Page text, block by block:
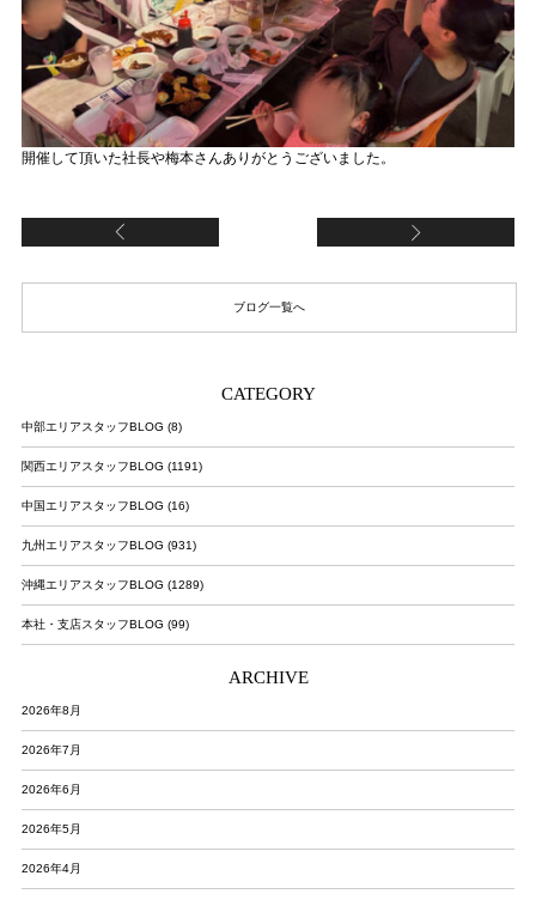
開催して頂いた社長や梅本さんありがとうございました。
ブログ一覧へ
CATEGORY
中部エリアスタッフBLOG (8)
関西エリアスタッフBLOG (1191)
中国エリアスタッフBLOG (16)
九州エリアスタッフBLOG (931)
沖縄エリアスタッフBLOG (1289)
本社・支店スタッフBLOG (99)
ARCHIVE
2026年8月
2026年7月
2026年6月
2026年5月
2026年4月